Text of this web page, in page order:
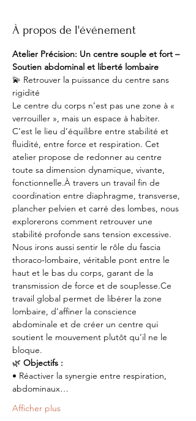
À propos de l'événement
Atelier Précision: Un centre souple et fort –
Soutien abdominal et liberté lombaire
💫 Retrouver la puissance du centre sans
rigidité
Le centre du corps n’est pas une zone à «
verrouiller », mais un espace à habiter.
C’est le lieu d’équilibre entre stabilité et
fluidité, entre force et respiration. Cet
atelier propose de redonner au centre
toute sa dimension dynamique, vivante,
fonctionnelle.À travers un travail fin de
coordination entre diaphragme, transverse,
plancher pelvien et carré des lombes, nous
explorerons comment retrouver une
stabilité profonde sans tension excessive.
Nous irons aussi sentir le rôle du fascia
thoraco-lombaire, véritable pont entre le
haut et le bas du corps, garant de la
transmission de force et de souplesse.Ce
travail global permet de libérer la zone
lombaire, d’affiner la conscience
abdominale et de créer un centre qui
soutient le mouvement plutôt qu’il ne le
bloque.
🌿 Objectifs :
• Réactiver la synergie entre respiration,
abdominaux…
Afficher plus